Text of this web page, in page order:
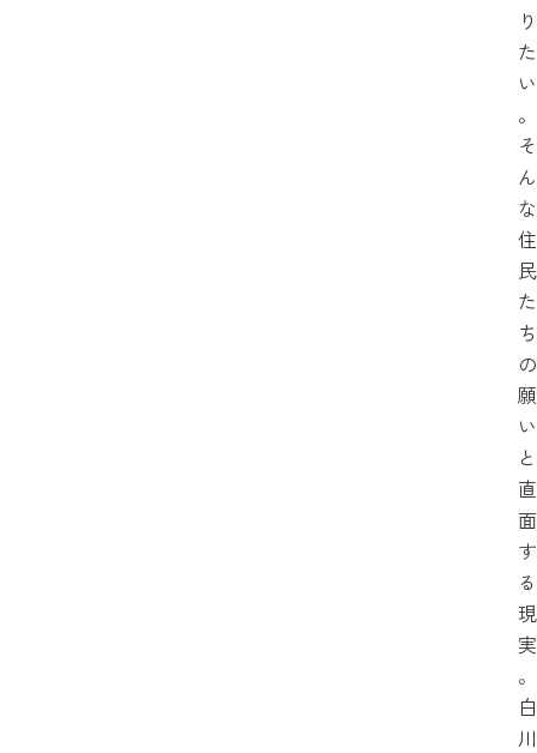
り
た
い
。
そ
ん
な
住
民
た
ち
の
願
い
と
直
面
す
る
現
実
。
白
川